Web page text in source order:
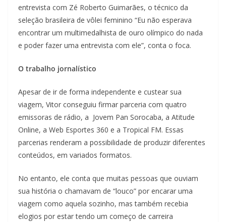
entrevista com Zé Roberto Guimarães, o técnico da
seleção brasileira de vôlei feminino “Eu não esperava
encontrar um multimedalhista de ouro olímpico do nada
e poder fazer uma entrevista com ele”, conta o foca.
O trabalho jornalístico
Apesar de ir de forma independente e custear sua
viagem, Vitor conseguiu firmar parceria com quatro
emissoras de rádio, a Jovem Pan Sorocaba, a Atitude
Online, a Web Esportes 360 e a Tropical FM. Essas
parcerias renderam a possibilidade de produzir diferentes
conteúdos, em variados formatos.
No entanto, ele conta que muitas pessoas que ouviam
sua história o chamavam de “louco” por encarar uma
viagem como aquela sozinho, mas também recebia
elogios por estar tendo um começo de carreira